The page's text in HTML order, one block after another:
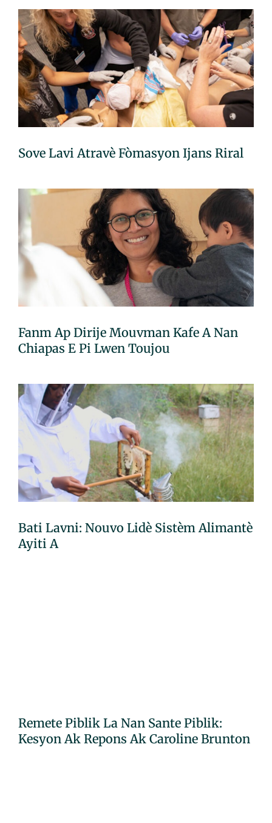
Sove Lavi Atravè Fòmasyon Ijans Riral
Fanm Ap Dirije Mouvman Kafe A Nan
Chiapas E Pi Lwen Toujou
Bati Lavni: Nouvo Lidè Sistèm Alimantè
Ayiti A
Remete Piblik La Nan Sante Piblik:
Kesyon Ak Repons Ak Caroline Brunton